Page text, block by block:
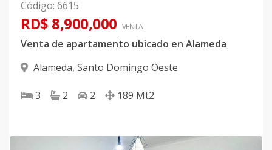
Código: 6615
RD$ 8,900,000 VENTA
Venta de apartamento ubicado en Alameda
Alameda, Santo Domingo Oeste
3 2 2 189 Mt2